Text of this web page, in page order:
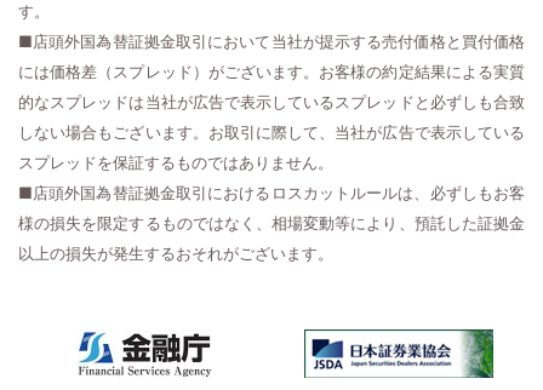
す。
■店頭外国為替証拠金取引において当社が提示する売付価格と買付価格
には価格差（スプレッド）がございます。お客様の約定結果による実質
的なスプレッドは当社が広告で表示しているスプレッドと必ずしも合致
しない場合もございます。お取引に際して、当社が広告で表示している
スプレッドを保証するものではありません。
■店頭外国為替証拠金取引におけるロスカットルールは、必ずしもお客
様の損失を限定するものではなく、相場変動等により、預託した証拠金
以上の損失が発生するおそれがございます。